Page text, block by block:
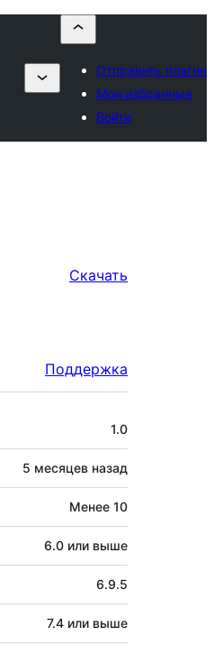
Отправить плагин
Мои избранные
Войти
Скачать
Поддержка
1.0
5 месяцев назад
Менее 10
6.0 или выше
6.9.5
7.4 или выше